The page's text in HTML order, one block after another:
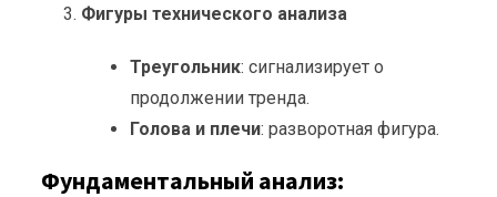
Фигуры технического анализа
Треугольник: сигнализирует о
продолжении тренда.
Голова и плечи: разворотная фигура.
Фундаментальный анализ: